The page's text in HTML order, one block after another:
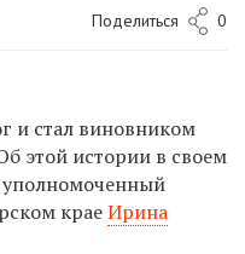
Поделиться 0
и стал виновником
этой истории в своем
уполномоченный
краеИрина